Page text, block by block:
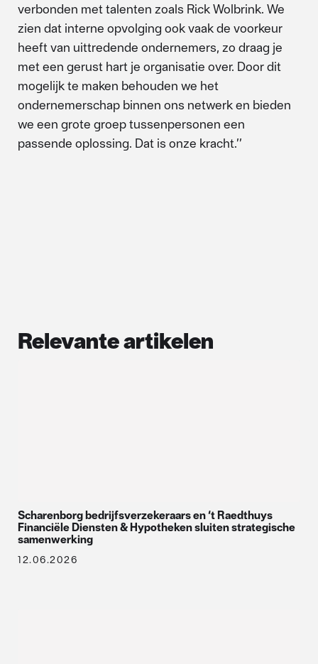
verbonden met talenten zoals Rick Wolbrink. We
zien dat interne opvolging ook vaak de voorkeur
heeft van uittredende ondernemers, zo draag je
met een gerust hart je organisatie over. Door dit
mogelijk te maken behouden we het
ondernemerschap binnen ons netwerk en bieden
we een grote groep tussenpersonen een
passende oplossing. Dat is onze kracht.’’
Relevante artikelen
Scharenborg bedrijfsverzekeraars en ‘t Raedthuys
Financiële Diensten & Hypotheken sluiten strategische
samenwerking
12.06.2026